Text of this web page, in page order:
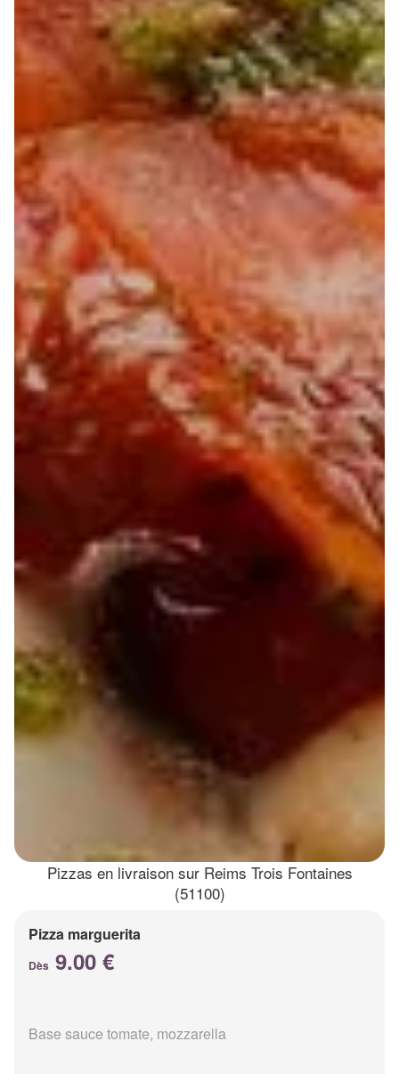
Pizzas en livraison sur Reims Trois Fontaines
(51100)
Pizza marguerita
Dès 9.00 €
Base sauce tomate, mozzarella